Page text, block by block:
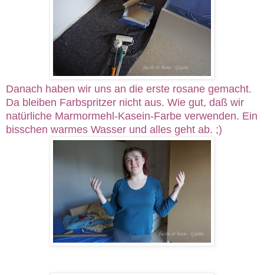
Danach haben wir uns an die erste rosane gemacht.
Da bleiben Farbspritzer nicht aus. Wie gut, daß wir
natürliche Marmormehl-Kasein-Farbe verwenden. Ein
bisschen warmes Wasser und alles geht ab. ;)